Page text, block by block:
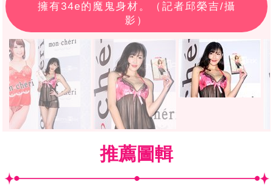
擁有34e的魔鬼身材。（記者邱榮吉/攝
影）
推薦圖輯